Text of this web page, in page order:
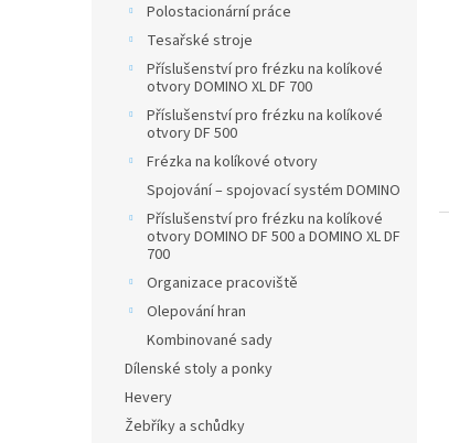
Polostacionární práce
Tesařské stroje
Příslušenství pro frézku na kolíkové
otvory DOMINO XL DF 700
Příslušenství pro frézku na kolíkové
otvory DF 500
Frézka na kolíkové otvory
Spojování – spojovací systém DOMINO
Příslušenství pro frézku na kolíkové
otvory DOMINO DF 500 a DOMINO XL DF
700
Organizace pracoviště
Olepování hran
Kombinované sady
Dílenské stoly a ponky
Hevery
Žebříky a schůdky